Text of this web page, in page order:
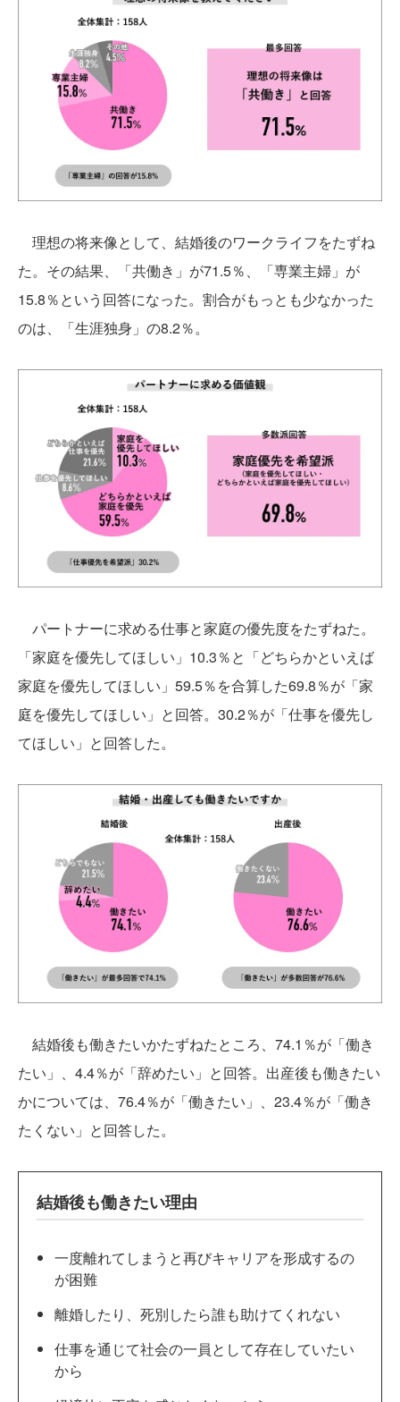
理想の将来像として、結婚後のワークライフをたずね
た。その結果、「共働き」が71.5％、「専業主婦」が
15.8％という回答になった。割合がもっとも少なかった
のは、「生涯独身」の8.2％。
パートナーに求める仕事と家庭の優先度をたずねた。
「家庭を優先してほしい」10.3％と「どちらかといえば
家庭を優先してほしい」59.5％を合算した69.8％が「家
庭を優先してほしい」と回答。30.2％が「仕事を優先し
てほしい」と回答した。
結婚後も働きたいかたずねたところ、74.1％が「働き
たい」、4.4％が「辞めたい」と回答。出産後も働きたい
かについては、76.4％が「働きたい」、23.4％が「働き
たくない」と回答した。
結婚後も働きたい理由
一度離れてしまうと再びキャリアを形成するの
が困難
離婚したり、死別したら誰も助けてくれない
仕事を通じて社会の一員として存在していたい
から